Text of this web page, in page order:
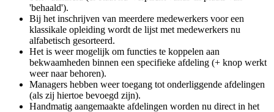
'behaald').
Bij het inschrijven van meerdere medewerkers voor een
klassikale opleiding wordt de lijst met medewerkers nu
alfabetisch gesorteerd.
Het is weer mogelijk om functies te koppelen aan
bekwaamheden binnen een specifieke afdeling (+ knop werkt
weer naar behoren).
Managers hebben weer toegang tot onderliggende afdelingen
(als zij hiertoe bevoegd zijn).
Handmatig aangemaakte afdelingen worden nu direct in het